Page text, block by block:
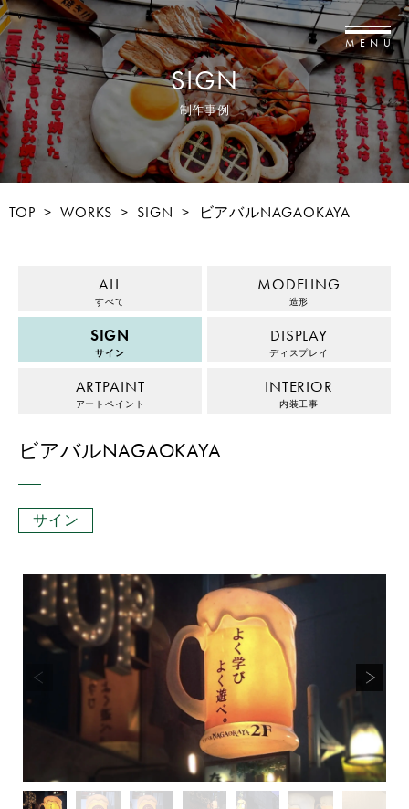
MENU
SIGN
制作事例
TOP >WORKS > SIGN > ビアバルNAGAOKAYA
ALL
すべて
MODELING
造形
SIGN
サイン
DISPLAY
ディスプレイ
ARTPAINT
アートペイント
INTERIOR
内装工事
ビアバルNAGAOKAYA
サイン